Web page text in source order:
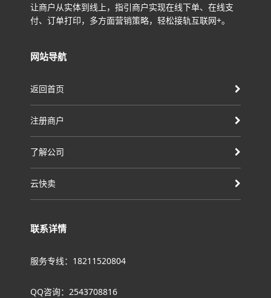
让商户从实体到线上，指引商户实现在线下单、在线支
付、订单打印，多方面营销策略，轻松接轨互联网+。
网站导航
返回首页
注册商户
了解公司
云快卖
联系详情
服务专线：18211520804
QQ咨询：2543708816